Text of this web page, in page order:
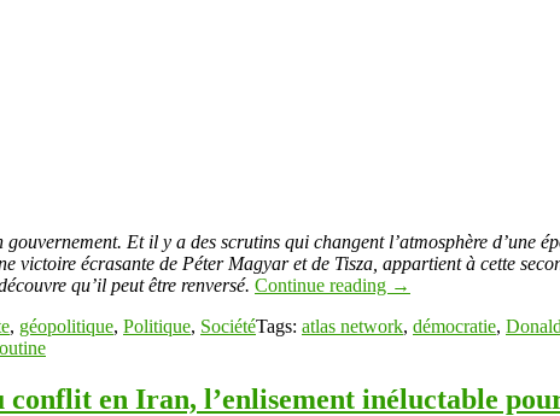
Et il y a des scrutins qui changent l’atmosphère d’une
victoire écrasante de Péter Magyar et de Tisza, appartient à cette
qu’il peut être renversé. Continue reading →
, géopolitique, Politique, SociétéTags: atlas network, démocratie,
conflit en Iran, l’enlisement inéluctable